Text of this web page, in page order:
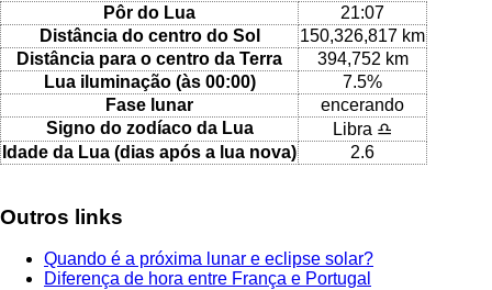
Pôr do Lua
21:07
Distância do centro do Sol
150,326,817 km
Distância para o centro da Terra
394,752 km
Lua iluminação (às 00:00)
7.5%
Fase lunar
encerando
Signo do zodíaco da Lua
Libra ♎
Idade da Lua (dias após a lua nova)
2.6
Outros links
Quando é a próxima lunar e eclipse solar?
Diferença de hora entre França e Portugal